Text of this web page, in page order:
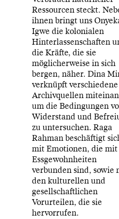
Ressourcen steckt.
ihnen bringt uns
Igwe die kolonialen
Hinterlassenschaften
die Kräfte, die sie
möglicherweise in sich
bergen, näher. Dina
verknüpft verschiedene
Archivquellen
um die Bedingungen
Widerstand und
zu untersuchen. Raga
Rahman beschäftigt
mit Emotionen, die mit
Essgewohnheiten
verbunden sind, sowie
den kulturellen und
gesellschaftlichen
Vorurteilen, die sie
hervorrufen.